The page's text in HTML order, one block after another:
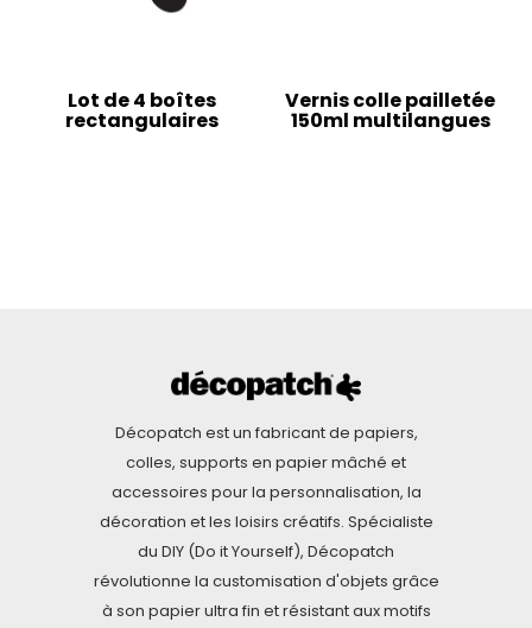
Lot de 4 boîtes
rectangulaires
Vernis colle pailletée
150ml multilangues
Décopatch est un fabricant de papiers,
colles, supports en papier mâché et
accessoires pour la personnalisation, la
décoration et les loisirs créatifs. Spécialiste
du DIY (Do it Yourself), Décopatch
révolutionne la customisation d'objets grâce
à son papier ultra fin et résistant aux motifs